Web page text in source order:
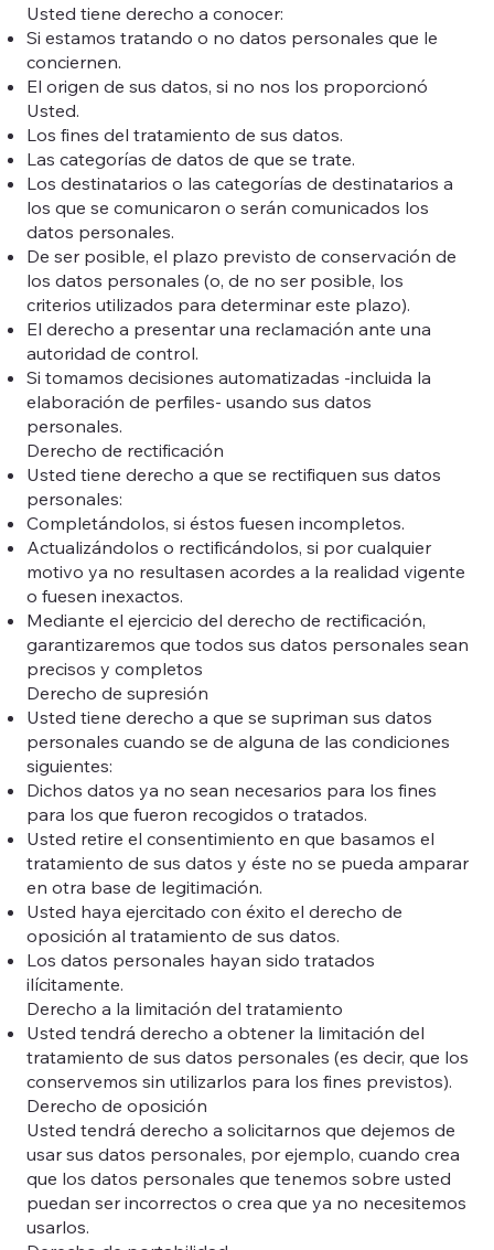
Usted tiene derecho a conocer:
Si estamos tratando o no datos personales que le
conciernen.
El origen de sus datos, si no nos los proporcionó
Usted.
Los fines del tratamiento de sus datos.
Las categorías de datos de que se trate.
Los destinatarios o las categorías de destinatarios a
los que se comunicaron o serán comunicados los
datos personales.
De ser posible, el plazo previsto de conservación de
los datos personales (o, de no ser posible, los
criterios utilizados para determinar este plazo).
El derecho a presentar una reclamación ante una
autoridad de control.
Si tomamos decisiones automatizadas -incluida la
elaboración de perfiles- usando sus datos
personales.
Derecho de rectificación
Usted tiene derecho a que se rectifiquen sus datos
personales:
Completándolos, si éstos fuesen incompletos.
Actualizándolos o rectificándolos, si por cualquier
motivo ya no resultasen acordes a la realidad vigente
o fuesen inexactos.
Mediante el ejercicio del derecho de rectificación,
garantizaremos que todos sus datos personales sean
precisos y completos
Derecho de supresión
Usted tiene derecho a que se supriman sus datos
personales cuando se de alguna de las condiciones
siguientes:
Dichos datos ya no sean necesarios para los fines
para los que fueron recogidos o tratados.
Usted retire el consentimiento en que basamos el
tratamiento de sus datos y éste no se pueda amparar
en otra base de legitimación.
Usted haya ejercitado con éxito el derecho de
oposición al tratamiento de sus datos.
Los datos personales hayan sido tratados
ilícitamente.
Derecho a la limitación del tratamiento
Usted tendrá derecho a obtener la limitación del
tratamiento de sus datos personales (es decir, que los
conservemos sin utilizarlos para los fines previstos).
Derecho de oposición
Usted tendrá derecho a solicitarnos que dejemos de
usar sus datos personales, por ejemplo, cuando crea
que los datos personales que tenemos sobre usted
puedan ser incorrectos o crea que ya no necesitemos
usarlos.